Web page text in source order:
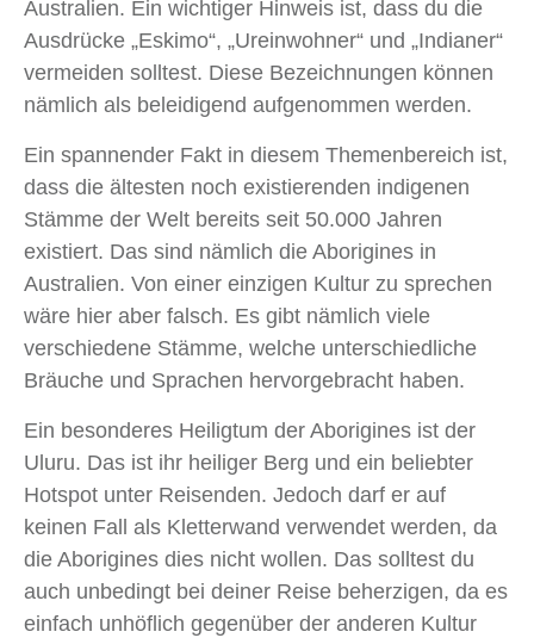
Australien. Ein wichtiger Hinweis ist, dass du die
Ausdrücke „Eskimo“, „Ureinwohner“ und „Indianer“
vermeiden solltest. Diese Bezeichnungen können
nämlich als beleidigend aufgenommen werden.
Ein spannender Fakt in diesem Themenbereich ist,
dass die ältesten noch existierenden indigenen
Stämme der Welt bereits seit 50.000 Jahren
existiert. Das sind nämlich die Aborigines in
Australien. Von einer einzigen Kultur zu sprechen
wäre hier aber falsch. Es gibt nämlich viele
verschiedene Stämme, welche unterschiedliche
Bräuche und Sprachen hervorgebracht haben.
Ein besonderes Heiligtum der Aborigines ist der
Uluru. Das ist ihr heiliger Berg und ein beliebter
Hotspot unter Reisenden. Jedoch darf er auf
keinen Fall als Kletterwand verwendet werden, da
die Aborigines dies nicht wollen. Das solltest du
auch unbedingt bei deiner Reise beherzigen, da es
einfach unhöflich gegenüber der anderen Kultur